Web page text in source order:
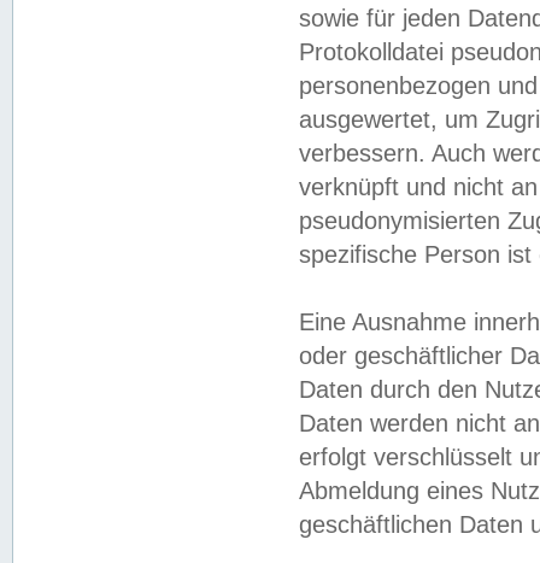
sowie für jeden
Protokolldatei
personenbezogen
ausgewertet, um
verbessern. Auch
verknüpft und nicht
pseudonymisierten
spezifische Person
Eine Ausnahme
oder geschäftlicher
Daten durch den
Daten werden nicht
erfolgt verschlüsselt
Abmeldung eines
geschäftlichen Daten